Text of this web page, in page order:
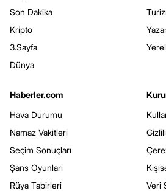
Son Dakika
Kripto
3.Sayfa
Dünya
Haberler.com
Hava Durumu
Namaz Vakitleri
Seçim Sonuçları
Şans Oyunları
Rüya Tabirleri
Veri